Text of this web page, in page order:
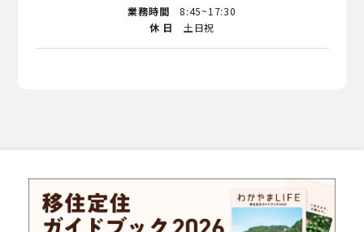
業務時間 8:45~17:30
休 日
土日祝